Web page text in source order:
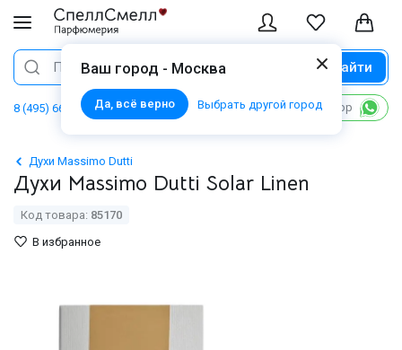
Ваш город - Москва
Да, всё верно Выбрать другой город
Поиск Найти
8 (495) 668 06 02 Написать в WhatsApp
Духи Massimo Dutti
Духи Massimo Dutti Solar Linen
Код товара: 85170
В избранное